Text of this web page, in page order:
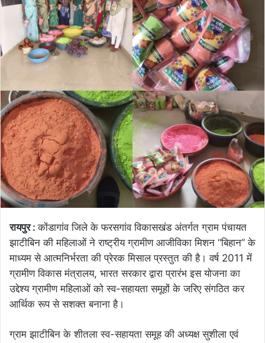
रायपुर :कोंडागांव जिले के फरसगांव विकासखंड अंतर्गत ग्राम पंचायत
झाटीबिन की महिलाओं ने राष्ट्रीय ग्रामीण आजीविका मिशन “बिहान” के
माध्यम से आत्मनिर्भरता की प्रेरक मिसाल प्रस्तुत की है। वर्ष 2011 में
ग्रामीण विकास मंत्रालय, भारत सरकार द्वारा प्रारंभ इस योजना का
उद्देश्य ग्रामीण महिलाओं को स्व-सहायता समूहों के जरिए संगठित कर
आर्थिक रूप से सशक्त बनाना है।
ग्राम झाटीबिन के शीतला स्व-सहायता समूह की अध्यक्ष सुशीला एवं